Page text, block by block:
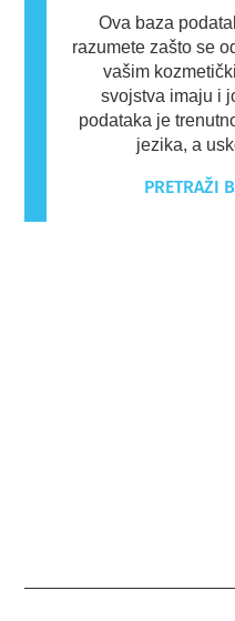
Ova baza
razumete zašto se
vašim
svojstva imaju i
podataka je
jezika, a
PRETRAŽI